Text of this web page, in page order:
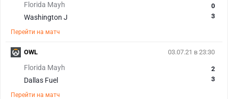
Florida Mayh
Washington J
0
3
Перейти на матч
03.07.21 в 23:30
Florida Mayh
Dallas Fuel
2
3
Перейти на матч
OWL